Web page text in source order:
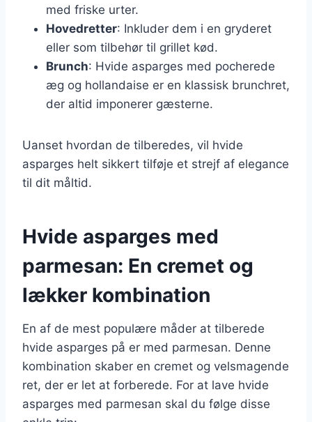
med friske urter.
Hovedretter: Inkluder dem i en gryderet
eller som tilbehør til grillet kød.
Brunch: Hvide asparges med pocherede
æg og hollandaise er en klassisk brunchret,
der altid imponerer gæsterne.
Uanset hvordan de tilberedes, vil hvide
asparges helt sikkert tilføje et strejf af elegance
til dit måltid.
Hvide asparges med
parmesan: En cremet og
lækker kombination
En af de mest populære måder at tilberede
hvide asparges på er med parmesan. Denne
kombination skaber en cremet og velsmagende
ret, der er let at forberede. For at lave hvide
asparges med parmesan skal du følge disse